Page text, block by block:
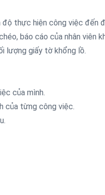
thực hiện công việc đến
báo cáo của nhân viên
lượng giấy tờ khổng lồ.
của mình.
của từng công việc.